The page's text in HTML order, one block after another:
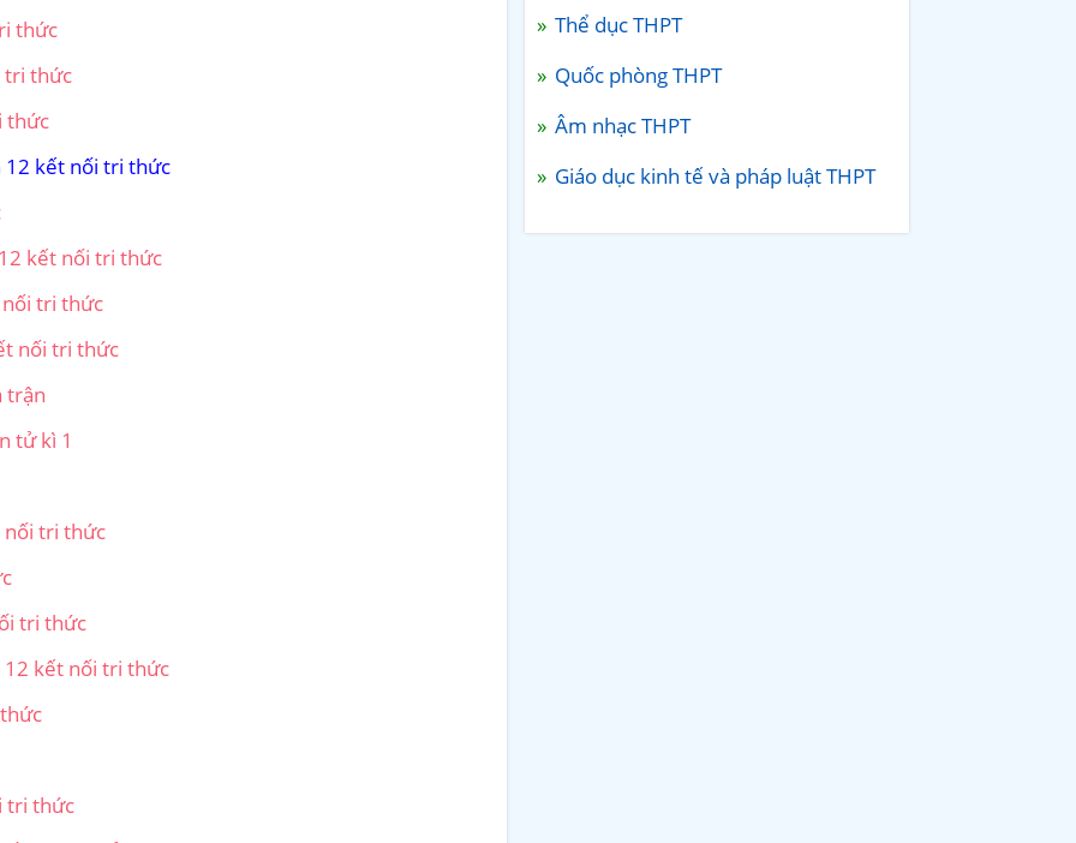
thức
tri thức
thức
12 kết nối tri thức
kết nối tri thức
tri thức
nối tri thức
trận
tử kì 1
nối tri thức
tri thức
12 kết nối tri thức
tri thức
Thể dục THPT
Quốc phòng THPT
Âm nhạc THPT
Giáo dục kinh tế và pháp luật THPT